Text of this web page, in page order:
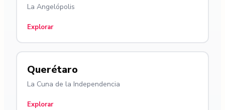
La Angelópolis
Explorar
Querétaro
La Cuna de la Independencia
Explorar